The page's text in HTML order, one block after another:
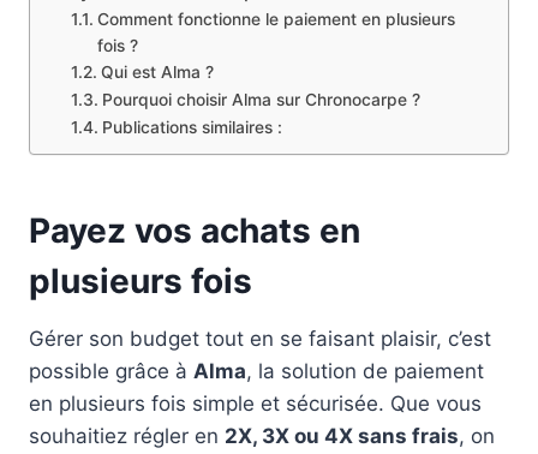
Comment fonctionne le paiement en plusieurs
fois ?
Qui est Alma ?
Pourquoi choisir Alma sur Chronocarpe ?
Publications similaires :
Payez vos achats en
plusieurs fois
Gérer son budget tout en se faisant plaisir, c’est
possible grâce à Alma, la solution de paiement
en plusieurs fois simple et sécurisée. Que vous
souhaitiez régler en 2X, 3X ou 4X sans frais, on